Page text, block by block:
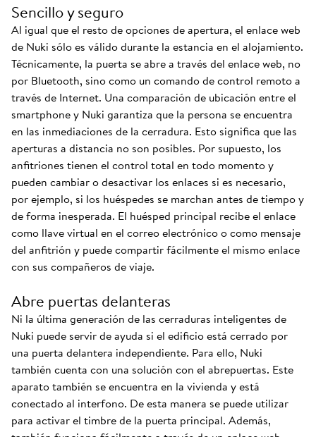
Sencillo y seguro
Al igual que el resto de opciones de apertura, el enlace web
de Nuki sólo es válido durante la estancia en el alojamiento.
Técnicamente, la puerta se abre a través del enlace web, no
por Bluetooth, sino como un comando de control remoto a
través de Internet. Una comparación de ubicación entre el
smartphone y Nuki garantiza que la persona se encuentra
en las inmediaciones de la cerradura. Esto significa que las
aperturas a distancia no son posibles. Por supuesto, los
anfitriones tienen el control total en todo momento y
pueden cambiar o desactivar los enlaces si es necesario,
por ejemplo, si los huéspedes se marchan antes de tiempo y
de forma inesperada. El huésped principal recibe el enlace
como llave virtual en el correo electrónico o como mensaje
del anfitrión y puede compartir fácilmente el mismo enlace
con sus compañeros de viaje.
Abre puertas delanteras
Ni la última generación de las cerraduras inteligentes de
Nuki puede servir de ayuda si el edificio está cerrado por
una puerta delantera independiente. Para ello, Nuki
también cuenta con una solución con el abrepuertas. Este
aparato también se encuentra en la vivienda y está
conectado al interfono. De esta manera se puede utilizar
para activar el timbre de la puerta principal. Además,